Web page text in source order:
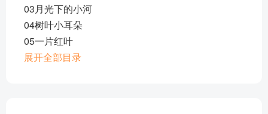
03月光下的小河
04树叶小耳朵
05一片红叶
06雨点儿mp3
展开全部目录